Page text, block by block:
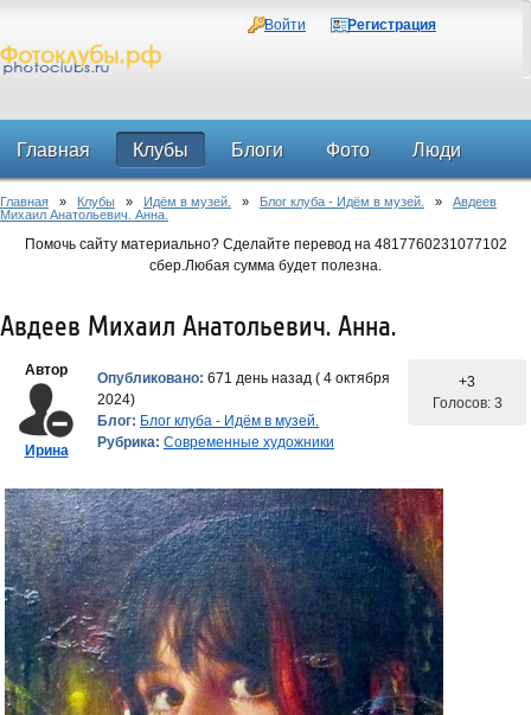
Войти Регистрация
Главная Клубы Блоги Фото Люди
Форум
Главная » Клубы » Идём в музей. » Блог клуба - Идём в музей. » Авдеев
Михаил Анатольевич. Анна.
Помочь сайту материально? Сделайте перевод на 4817760231077102
сбер.Любая сумма будет полезна.
Авдеев Михаил Анатольевич. Анна.
Автор
Ирина
Опубликовано: 671 день назад ( 4 октября
2024)
Блог: Блог клуба - Идём в музей.
Рубрика: Современные художники
+3
Голосов: 3